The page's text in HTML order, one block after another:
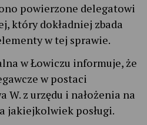
powierzone delegatowi
który dokładniej zbada
w tej sprawie.
w Łowiczu informuje, że
w postaci
W. z urzędu i nałożenia na
jakiejkolwiek posługi.